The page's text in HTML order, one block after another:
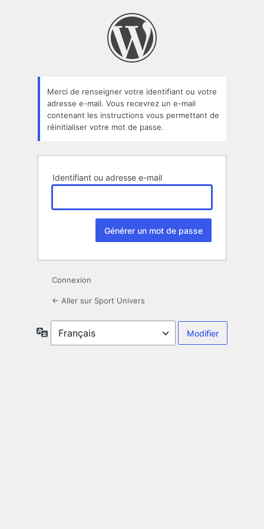
oublié
Merci de renseigner votre identifiant ou votre
adresse e-mail. Vous recevrez un e-mail
contenant les instructions vous permettant de
réinitialiser votre mot de passe.
Identifiant ou adresse e-mail
Connexion
← Aller sur Sport Univers
Langue